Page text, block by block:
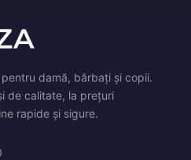
damă, bărbați și copii.
de calitate, la prețuri
rapide și sigure.